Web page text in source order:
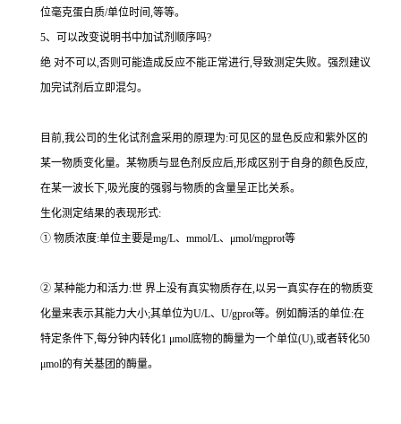
位毫克蛋白质/单位时间,等等。
5、可以改变说明书中加试剂顺序吗?
绝 对不可以,否则可能造成反应不能正常进行,导致测定失败。强烈建议
加完试剂后立即混匀。
目前,我公司的生化试剂盒采用的原理为:可见区的显色反应和紫外区的
某一物质变化量。某物质与显色剂反应后,形成区别于自身的颜色反应,
在某一波长下,吸光度的强弱与物质的含量呈正比关系。
生化测定结果的表现形式:
① 物质浓度:单位主要是mg/L、mmol/L、μmol/mgprot等
② 某种能力和活力:世 界上没有真实物质存在,以另一真实存在的物质变
化量来表示其能力大小;其单位为U/L、U/gprot等。例如酶活的单位:在
特定条件下,每分钟内转化1 μmol底物的酶量为一个单位(U),或者转化50
μmol的有关基团的酶量。